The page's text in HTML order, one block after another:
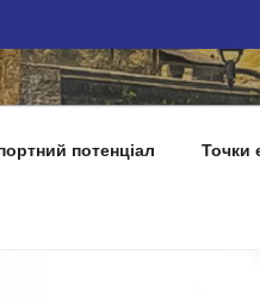
потенціал Точки